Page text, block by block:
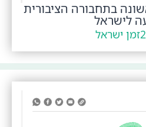
בתחבורה הציבורית
לישראל
זמן ישראל